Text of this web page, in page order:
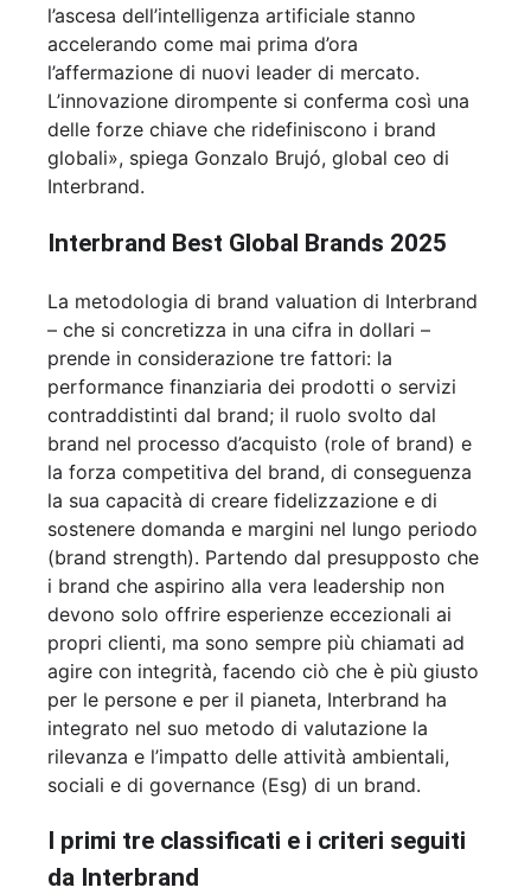
l’ascesa dell’intelligenza artificiale stanno
accelerando come mai prima d’ora
l’affermazione di nuovi leader di mercato.
L’innovazione dirompente si conferma così una
delle forze chiave che ridefiniscono i brand
globali», spiega Gonzalo Brujó, global ceo di
Interbrand.
Interbrand Best Global Brands 2025
La metodologia di brand valuation di Interbrand
– che si concretizza in una cifra in dollari –
prende in considerazione tre fattori: la
performance finanziaria dei prodotti o servizi
contraddistinti dal brand; il ruolo svolto dal
brand nel processo d’acquisto (role of brand) e
la forza competitiva del brand, di conseguenza
la sua capacità di creare fidelizzazione e di
sostenere domanda e margini nel lungo periodo
(brand strength). Partendo dal presupposto che
i brand che aspirino alla vera leadership non
devono solo offrire esperienze eccezionali ai
propri clienti, ma sono sempre più chiamati ad
agire con integrità, facendo ciò che è più giusto
per le persone e per il pianeta, Interbrand ha
integrato nel suo metodo di valutazione la
rilevanza e l’impatto delle attività ambientali,
sociali e di governance (Esg) di un brand.
I primi tre classificati e i criteri seguiti
da Interbrand